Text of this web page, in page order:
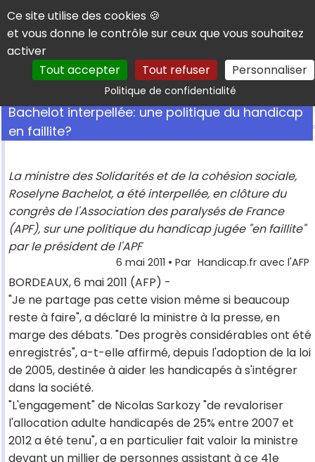
Panneau de gestion des cookies
Ce site utilise des cookies 🍪
et vous donne le contrôle sur ceux que vous souhaitez
activer
Tout accepter
Tout refuser Personnaliser
Politique de confidentialitéRechercher
Bachelot interpellée: une politique du handicap
en faillite?
La ministre des Solidarités et de la cohésion sociale,
Roselyne Bachelot, a été interpellée, en clôture du
congrès de l'Association des paralysés de France
(APF), sur une politique du handicap jugée "en faillite"
par le président de l'APF
6 mai 2011 • Par Handicap.fr avec l'AFP
BORDEAUX, 6 mai 2011 (AFP) -
"Je ne partage pas cette vision même si beaucoup
reste à faire", a déclaré la ministre à la presse, en
marge des débats. "Des progrès considérables ont été
enregistrés", a-t-elle affirmé, depuis l'adoption de la loi
de 2005, destinée à aider les handicapés à s'intégrer
dans la société.
"L'engagement" de Nicolas Sarkozy "de revaloriser
l'allocation adulte handicapés de 25% entre 2007 et
2012 a été tenu", a en particulier fait valoir la ministre
devant un millier de personnes assistant à ce 41e